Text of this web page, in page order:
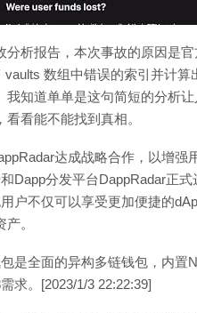
分析报告，本次事故的原因是
vaults 数组中错误的索引并计
我知道单单是这句简短的分析
看能不能找到真相。
达成战略合作，以增
Dapp分发平台DappRadar正
户不仅可以享受更加便捷的
。
是全面的异构多链钱包，内
求。[2023/1/3 22:22:39]